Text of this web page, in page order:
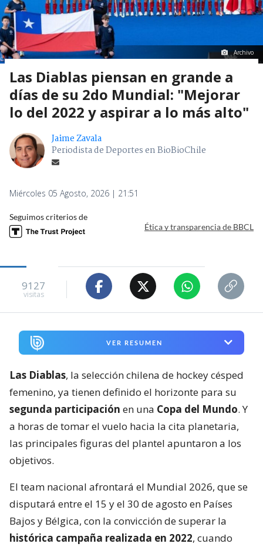
Archivo
Las Diablas piensan en grande a
días de su 2do Mundial: "Mejorar
lo del 2022 y aspirar a lo más alto"
Jaime Zavala
Periodista de Deportes en BioBioChile
Miércoles 05 Agosto, 2026 | 21:51
Seguimos criterios de
Ética y transparencia de BBCL
9127
visitas
VER RESUMEN
Las Diablas, la selección chilena de hockey césped
femenino, ya tienen definido el horizonte para su
segunda participación en una Copa del Mundo. Y
a horas de tomar el vuelo hacia la cita planetaria,
las principales figuras del plantel apuntaron a los
objetivos.
El team nacional afrontará el Mundial 2026, que se
disputará entre el 15 y el 30 de agosto en Países
Bajos y Bélgica, con la convicción de superar la
histórica campaña realizada en 2022, cuando